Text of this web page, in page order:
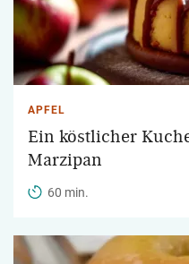
APFEL
Ein köstlicher
Marzipan
60 min.